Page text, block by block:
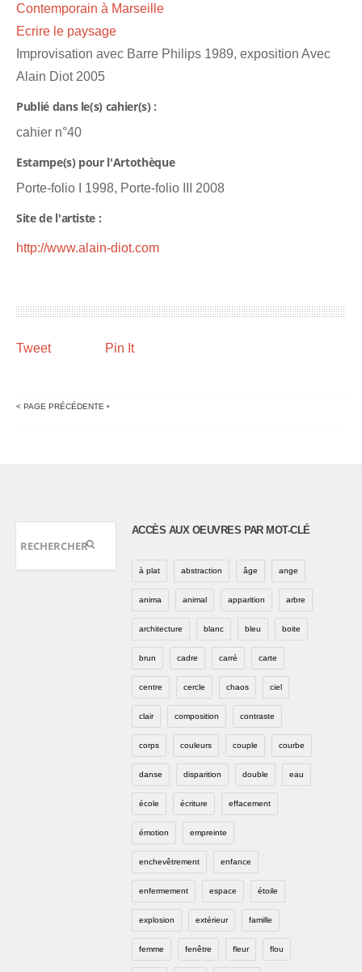
Contemporain à Marseille
Ecrire le paysage
Improvisation avec Barre Philips 1989, exposition Avec
Alain Diot 2005
Publié dans le(s) cahier(s) :
cahier n°40
Estampe(s) pour l'Artothèque
Porte-folio I 1998, Porte-folio III 2008
Site de l'artiste :
http://www.alain-diot.com
Tweet Pin It
< PAGE PRÉCÉDENTE •
ACCÈS AUX OEUVRES PAR MOT-CLÉ
à plat abstraction âge ange
anima animal apparition arbre
architecture blanc bleu boite
brun cadre carré carte
centre cercle chaos ciel
clair composition contraste
corps couleurs couple courbe
danse disparition double eau
école écriture effacement
émotion empreinte
enchevêtrement enfance
enfermement espace étoile
explosion extérieur famille
femme fenêtre fleur flou